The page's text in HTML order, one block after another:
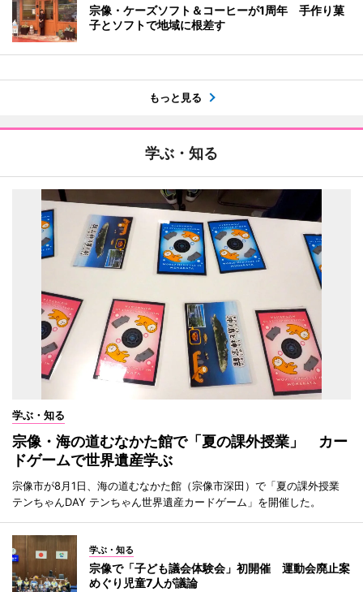
宗像・ケーズソフト＆コーヒーが1周年 手作り菓
子とソフトで地域に根差す
もっと見る
学ぶ・知る
学ぶ・知る
宗像・海の道むなかた館で「夏の課外授業」 カー
ドゲームで世界遺産学ぶ
宗像市が8月1日、海の道むなかた館（宗像市深田）で「夏の課外授業
テンちゃんDAY テンちゃん世界遺産カードゲーム」を開催した。
学ぶ・知る
宗像で「子ども議会体験会」初開催 運動会廃止案
めぐり児童7人が議論